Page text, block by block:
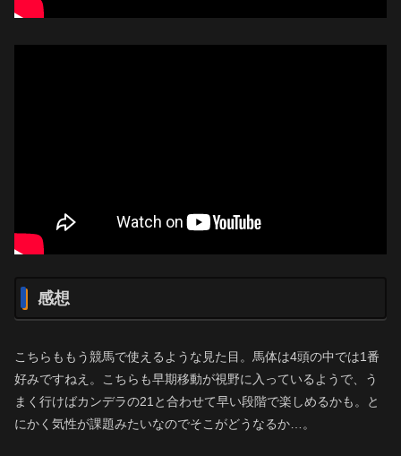
感想
こちらももう競馬で使えるような見た目。馬体は4頭の中では1番
好みですねえ。こちらも早期移動が視野に入っているようで、う
まく行けばカンデラの21と合わせて早い段階で楽しめるかも。と
にかく気性が課題みたいなのでそこがどうなるか…。